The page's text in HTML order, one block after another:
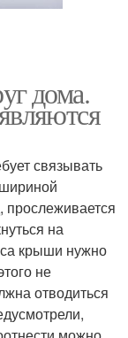
дома.
связывать
прослеживается
на
крыши нужно
не
отводиться